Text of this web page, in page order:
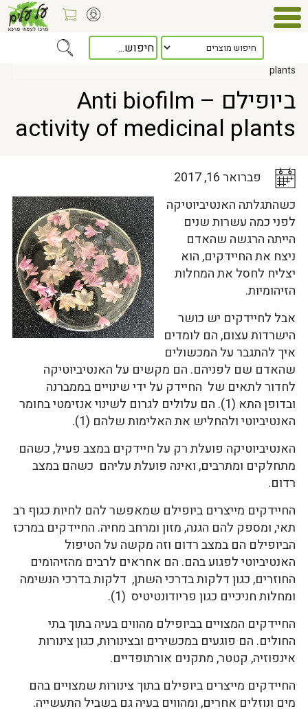
כלל המאמרים
> ביופילם – Anti biofilm activity of medicinal
plants
ביופילם – Anti biofilm
activity of medicinal plants
פברואר 16, 2017
כשהתגלתה האנטיביוטיקה
לפני כמה עשרות שנים
הייתה הרגשה שהאדם
ניצח את החיידקים, הוא
יצליח לחסל את המחלות
הזיהומיות.
אבל לחיידקים יש כושר
הישרדות עצום, הם לומדים
איך להתגבר על המכשולים
שהאדם שם לפניהם. הם מקשים על האנטיביוטיקה
לחדור לתאים של החיידק על ידי שינויים בממברנה
ובדופן התא (1). הם עלולים לגרום לשינוי אנזימטי בחומר
האנטיביוטי ולהחליש את האלימות שלהם (1).
האנטיביוטיקה פועלת רק על חיידקים במצב פעיל, כשהם
מתחלקים ומתרבים, ואינה פועלת עליהם כשהם במצב
רדום.
החיידקים מייצרים ביופילם שמאפשר להם לחיות כגוף רב
תאי, ומספק להם הגנה, מזון ומרחב מחיה. החיידקים במרכז
הביופילם הם במצב רדום וזה מקשה על הטיפול
האנטיביוטי לפגוע בהם. הם אחראים לרבים מהזיהומים
החוזרים, כגון דלקות בדרכי השתן, דלקות בדרכי הנשימה
ומחלות חניכיים כגון פריודונטיטיס (1).
החיידקים המצויים בביופילם מהווים בעיה בתוך בתי
החולים. הם פוגעים במכשירים ובצינורות, כגון צינורות
אינפוזיה, קטטר, מתקנים אורתופדיים.
החיידקים מייצרים ביופילם בתוך צינורות שמצויים בהם
מים ונוזלים אחרים, ומהווים בעיה גם בשביל התעשייה.